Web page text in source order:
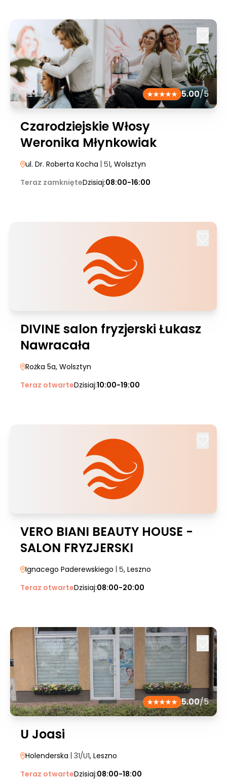
5.00/5
Czarodziejskie Włosy
Weronika Młynkowiak
ul. Dr. Roberta Kocha | 51, Wolsztyn
Teraz zamknięteDzisiaj:08:00-16:00
DIVINE salon fryzjerski Łukasz
Nawracała
Rożka 5a, Wolsztyn
Teraz otwarteDzisiaj:10:00-19:00
VERO BIANI BEAUTY HOUSE -
SALON FRYZJERSKI
Ignacego Paderewskiego | 5, Leszno
Teraz otwarteDzisiaj:08:00-20:00
5.00/5
U Joasi
Holenderska | 31/U1, Leszno
Teraz otwarteDzisiaj:08:00-18:00